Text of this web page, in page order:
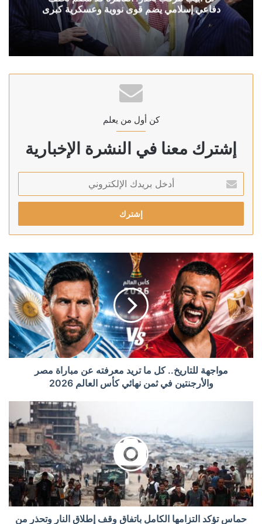
دفاعي إسلامي يضم قوى نووية وعسكرية كبرى
كن أول من يعلم
إشترك معنا في النشرة الإخبارية
بريدك
الإلكتروني
مواجهة للتاريخ.. كل ما تريد معرفته عن مباراة مصر
والأرجنتين في ثمن نهائي كأس العالم 2026
حماس تؤكد التزامها الكامل باتفاق وقف إطلاق النار وتحذر من